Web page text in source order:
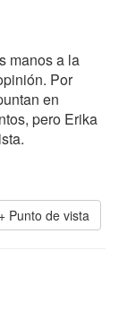
manos a la
Por
en
pero Erika
Punto de vista